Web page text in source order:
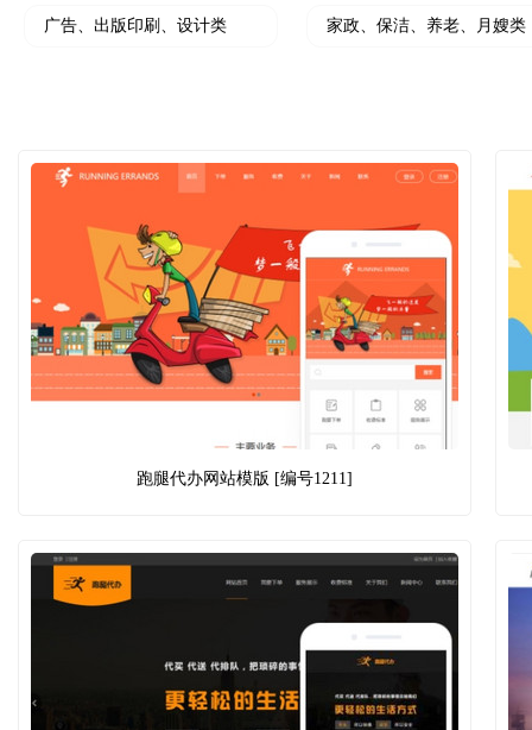
广告、出版印刷、设计类 家政、保洁、养老、月嫂类
跑腿代办网站模版 [编号1211]